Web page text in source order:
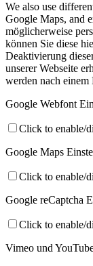
We also use
Google Maps, and
möglicherweise
können Sie diese
Deaktivierung
unserer Webseite
werden nach einem
Google Webfont
Click to enable/
Google Maps
Click to enable/
Google reCaptcha
Click to enable/
Vimeo und